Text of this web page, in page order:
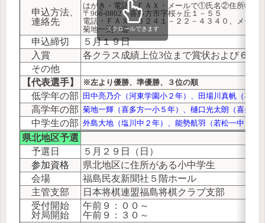
申込方法、
連絡先
はがき・電話・ＦＡＸ・メールで①氏名②住所③電
〒966-0802 喜多方市字桜ヶ丘１－５５
電話・ＦＡＸ ０２４１－２２－４３４０、メー
菊地一則 迄
申込締切
５月１９日
入賞
各クラス成績上位3位まで賞状および６月
その他
【代表選手】
※左より優勝、準優勝、３位の順
低学年の部 田中亮乃介（河東学園小２年）、田場川真帆（喜多
高学年の部 菊地一輝（喜多方一小５年）、樋口光太朗（喜多方
中学生の部 外島大地（塩川中２年）、能勢航羽（若松一中２年
スクロールできます
県北地区予選
予選日
５月２９日（日）
参加資格
県北地区に住所がある小中学生
会場
福島民友新聞社５階ホール
主管支部
日本将棋連盟福島将棋クラブ支部
受付開始
対局開始
午前９：００～
午前９：３０～